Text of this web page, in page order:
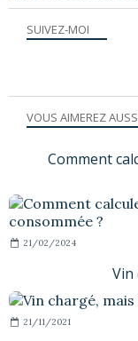
SUIVEZ-MOI
VOUS AIMEREZ
Comment
21/02/2024
Vin
21/11/2021